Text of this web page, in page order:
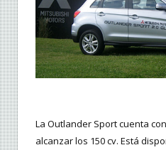
La Outlander Sport cuenta
alcanzar los 150 cv. Está